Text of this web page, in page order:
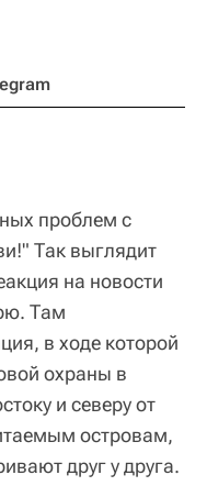
проблем с
Так выглядит
на новости
Там
в ходе которой
охраны в
и северу от
островам,
друг у друга.